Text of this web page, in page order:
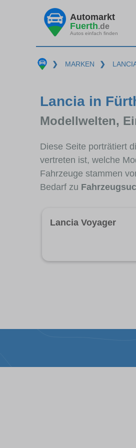
Automarkt
Fuerth.de
Autos einfach finden
❯ MARKEN ❯
Lancia in
Modellwelten,
Diese Seite porträtiert
vertreten ist, welche
Fahrzeuge stammen
Bedarf zu
Lancia Voyager